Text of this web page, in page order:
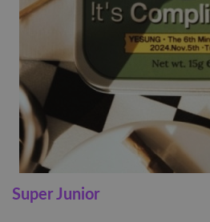
Super Junior